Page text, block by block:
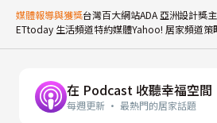
媒體報導與獲獎台灣百大網站ADA 亞洲設計獎
ETtoday 生活頻道特約媒體Yahoo! 居家頻道策
在 Podcast 收聽幸福空間
每週更新 · 最熱門的居家話題